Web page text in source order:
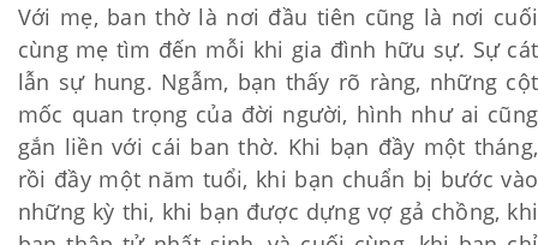
Với mẹ, ban thờ là nơi đầu tiên cũng là nơi cuối
cùng mẹ tìm đến mỗi khi gia đình hữu sự. Sự cát
lẫn sự hung. Ngẫm, bạn thấy rõ ràng, những cột
mốc quan trọng của đời người, hình như ai cũng
gắn liền với cái ban thờ. Khi bạn đầy một tháng,
rồi đầy một năm tuổi, khi bạn chuẩn bị bước vào
những kỳ thi, khi bạn được dựng vợ gả chồng, khi